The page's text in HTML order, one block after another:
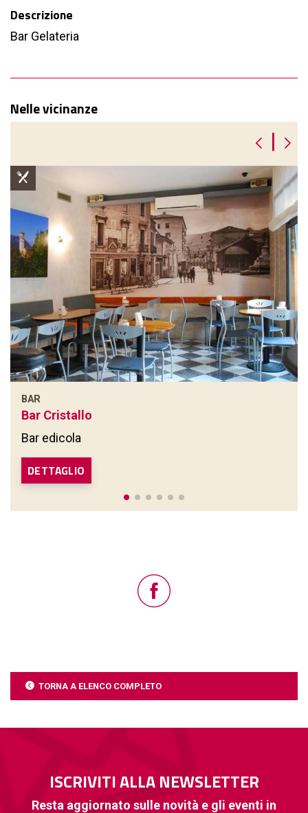
Descrizione
Bar Gelateria
Nelle vicinanze
BAR
Bar Cristallo
Bar edicola
DETTAGLIO
|
TORNA A ELENCO COMPLETO
ISCRIVITI ALLA NEWSLETTER
Resta aggiornato sulle novità e gli eventi in